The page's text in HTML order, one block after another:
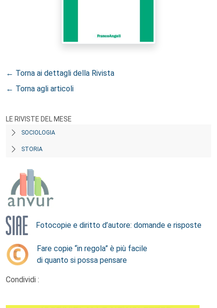
← Torna ai dettagli della Rivista
← Torna agli articoli
LE RIVISTE DEL MESE
SOCIOLOGIA
STORIA
Fotocopie e diritto d’autore: domande e risposte
Fare copie “in regola” è più facile
di quanto si possa pensare
Condividi :